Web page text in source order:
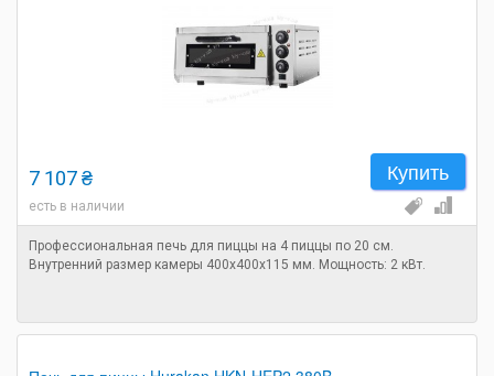
Купить
7 107 ₴
есть в наличии
Профессиональная печь для пиццы на 4 пиццы по 20 см.
Внутренний размер камеры 400x400x115 мм. Мощность: 2 кВт.